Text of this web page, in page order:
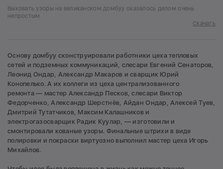
Выковать узоры на великанском домбуу оказалось делом очень
непростым
Скачать
Основу домбуу сконструировали работники цеха тепловых
сетей и подземных коммуникаций, слесари Евгений Сенаторов,
Леонид Ондар, Александр Макаров и сварщик Юрий
Конопелько. А их коллеги из цеха централизованного
ремонта — мастер Александр Песков, слесари Виктор
Федорченко, Александр Шерстнёв, Айдан Ондар, Алексей Туев,
Дмитрий Тутатчиков, Максим Калашников и
электрогазосварщик Радик Куулар, — изготовили и
смонтировали кованые узоры. Финальные штрихи в виде
полировки и покраски виртуозно выполнил мастер цеха Игорь
Михайлов.